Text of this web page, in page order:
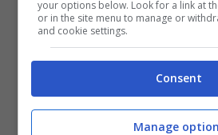
your options below. Look for a link at
or in the site menu to manage or
and cookie settings.
Consent
Manage